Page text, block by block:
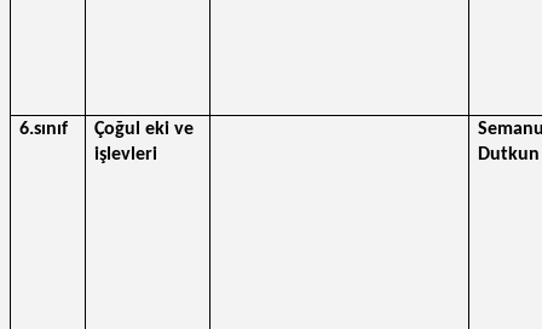
6.sınıf
Çoğul eki ve
işlevleri
Dutkun